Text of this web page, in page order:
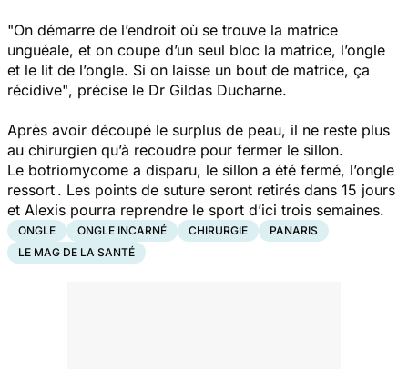
"On démarre de l’endroit où se trouve la matrice
unguéale, et on coupe d’un seul bloc la matrice, l’ongle
et le lit de l’ongle. Si on laisse un bout de matrice, ça
récidive", précise le Dr Gildas Ducharne.
Après avoir découpé le surplus de peau, il ne reste plus
au chirurgien qu’à recoudre pour fermer le sillon.
Le botriomycome a disparu, le sillon a été fermé, l’ongle
ressort . Les points de suture seront retirés dans 15 jours
et Alexis pourra reprendre le sport d’ici trois semaines.
ONGLE ONGLE INCARNÉ CHIRURGIE
PANARIS
LE MAG DE LA SANTÉ